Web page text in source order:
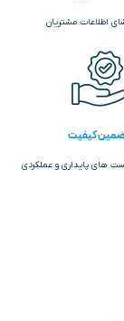
اطلاعات مشتریان
کیفیت
های پایداری و عملکردی